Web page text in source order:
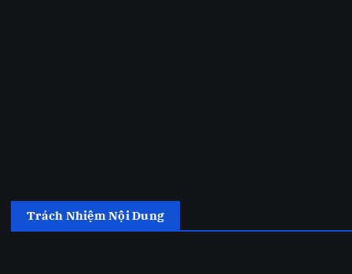
Trách Nhiệm Nội Dung